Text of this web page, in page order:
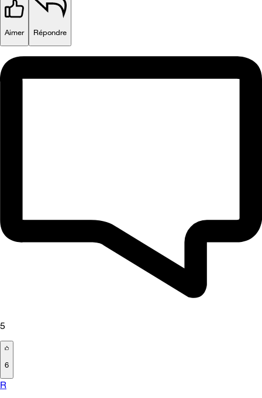
Aimer Répondre
5
6
R